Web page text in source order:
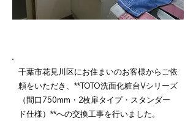
千葉市花見川区にお住まいのお客様からご依
頼をいただき、**TOTO洗面化粧台Vシリーズ
（間口750mm・2枚扉タイプ・スタンダー
ド仕様）**への交換工事を行いました。